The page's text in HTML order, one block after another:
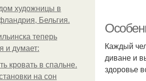
художницы в
Бельгия.
теперь
и думает:
кровать в спальне.
на сон
Каждый
диване и
здоровье